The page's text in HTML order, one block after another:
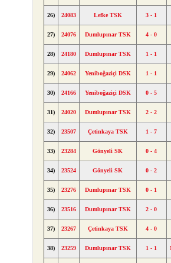
26) 24083 Lefke TSK 3 - 1
27) 24076 Dumlupınar TSK 4 - 0
28) 24180 Dumlupınar TSK 1 - 1
29) 24062 Yeniboğaziçi DSK 1 - 1
30) 24166 Yeniboğaziçi DSK 0 - 5
31) 24020 Dumlupınar TSK 2 - 2
32) 23507 Çetinkaya TSK 1 - 7
33) 23284 Gönyeli SK 0 - 4
34) 23524 Gönyeli SK 0 - 2
35) 23276 Dumlupınar TSK 0 - 1
36) 23516 Dumlupınar TSK 2 - 0
37) 23267 Çetinkaya TSK 4 - 0
38) 23259 Dumlupınar TSK 1 - 1